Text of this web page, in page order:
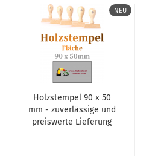
NEU
Holz­stem­pel 90 x 50
mm - zu­ver­läs­si­ge und
preis­wer­te Lie­fe­rung